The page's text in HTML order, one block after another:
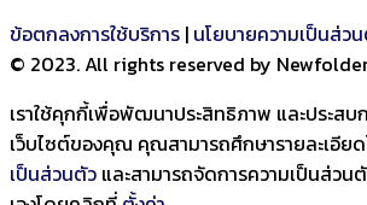
ข้อตกลงการใช้บริการ | นโยบายความเป็นส่ว
© 2023. All rights reserved by
เราใช้คุกกี้เพื่อพัฒนาประสิทธิภาพ และประสบ
เว็บไซต์ของคุณ คุณสามารถศึกษารายละเอีย
เป็นส่วนตัว และสามารถจัดการความเป็นส่วน